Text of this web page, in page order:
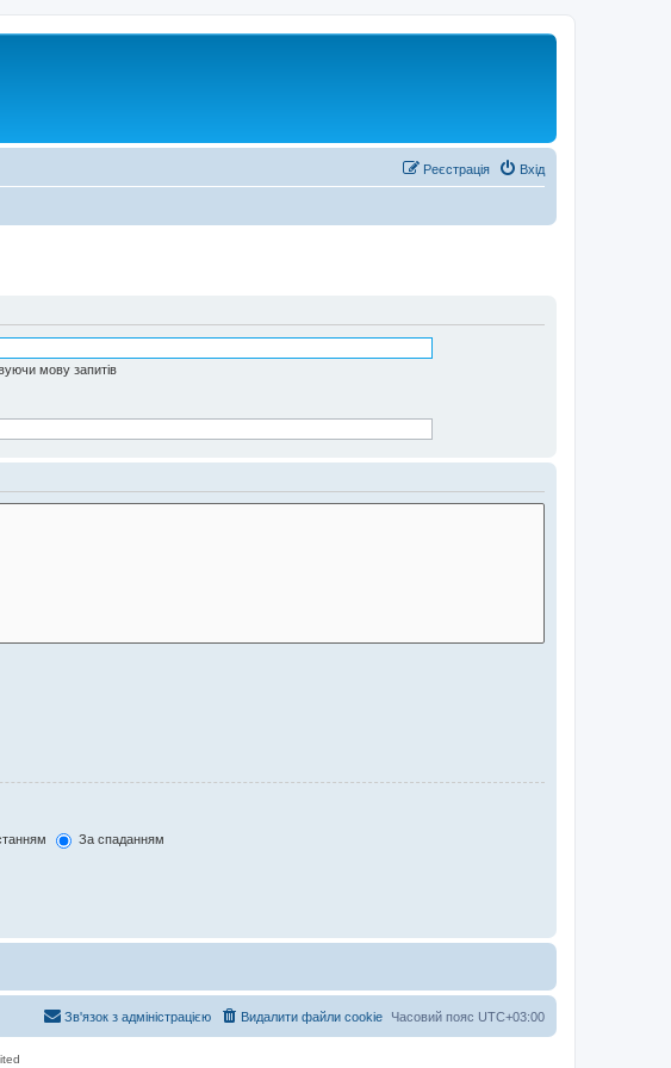
Вхід
Реєстрація
мову запитів
За спаданням
Часовий пояс UTC+03:00
Видалити файли cookie
Зв'язок з адміністрацією